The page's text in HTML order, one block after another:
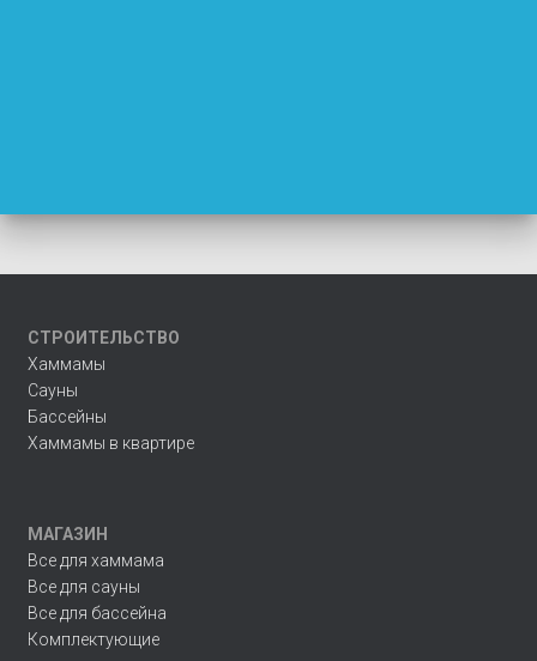
СТРОИТЕЛЬСТВО
Хаммамы
Сауны
Бассейны
Хаммамы в квартире
МАГАЗИН
Все для хаммама
Все для сауны
Все для бассейна
Комплектующие